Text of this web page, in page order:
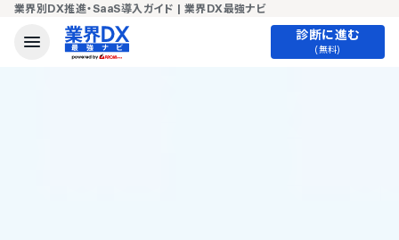
業界別DX推進・SaaS導入ガイド | 業界DX最強ナビ
診断に進む
(無料)